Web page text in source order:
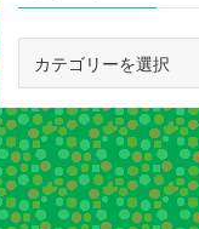
ゴ
リ
ー